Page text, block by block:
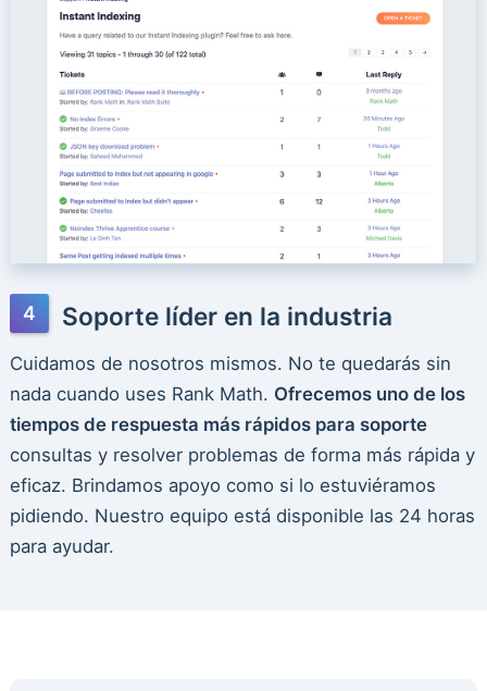
Soporte líder en la industria
Cuidamos de nosotros mismos. No te quedarás sin
nada cuando uses Rank Math. Ofrecemos uno de los
tiempos de respuesta más rápidos para soporte
consultas y resolver problemas de forma más rápida y
eficaz. Brindamos apoyo como si lo estuviéramos
pidiendo. Nuestro equipo está disponible las 24 horas
para ayudar.